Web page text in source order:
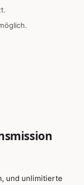
und unlimitierte